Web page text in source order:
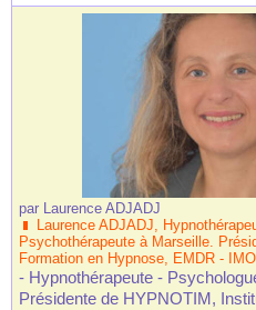
par Laurence ADJADJ
Laurence ADJADJ,
Psychothérapeute à Marseille.
Formation en Hypnose, EMDR -
- Hypnothérapeute -
Présidente de HYPNOTIM,